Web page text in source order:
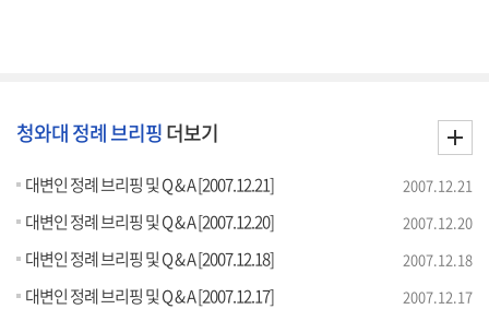
청와대 정례 브리핑더보기
대변인 정례 브리핑 및 Q & A [2007.12.21] 2007.12.21
대변인 정례 브리핑 및 Q & A [2007.12.20] 2007.12.20
대변인 정례 브리핑 및 Q & A [2007.12.18] 2007.12.18
대변인 정례 브리핑 및 Q & A [2007.12.17] 2007.12.17